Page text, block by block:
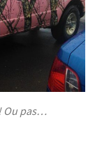
Ou pas…